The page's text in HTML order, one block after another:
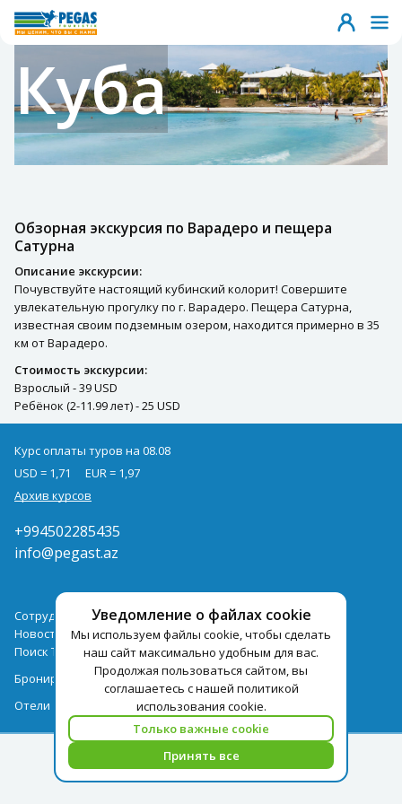
Куба
Обзорная экскурсия по Варадеро и пещера
Сатурна
Описание экскурсии:
Почувствуйте настоящий кубинский колорит! Совершите
увлекательную прогулку по г. Варадеро. Пещера Сатурна,
известная своим подземным озером, находится примерно в 35
км от Варадеро.
Стоимость экскурсии:
Взрослый - 39 USD
Ребёнок (2-11.99 лет) - 25 USD
Уведомление о файлах cookie
Мы используем файлы cookie, чтобы сделать
наш сайт максимально удобным для вас.
Продолжая пользоваться сайтом, вы
соглашаетесь с нашей политикой
использования cookie.
Только важные cookie
Принять все
Курс оплаты туров на 08.08
USD = 1,71
EUR = 1,97
Архив курсов
+994502285435
info@pegast.az
Сотрудничество
Новости
Поиск Тура
Бронирование Отелей
Отели